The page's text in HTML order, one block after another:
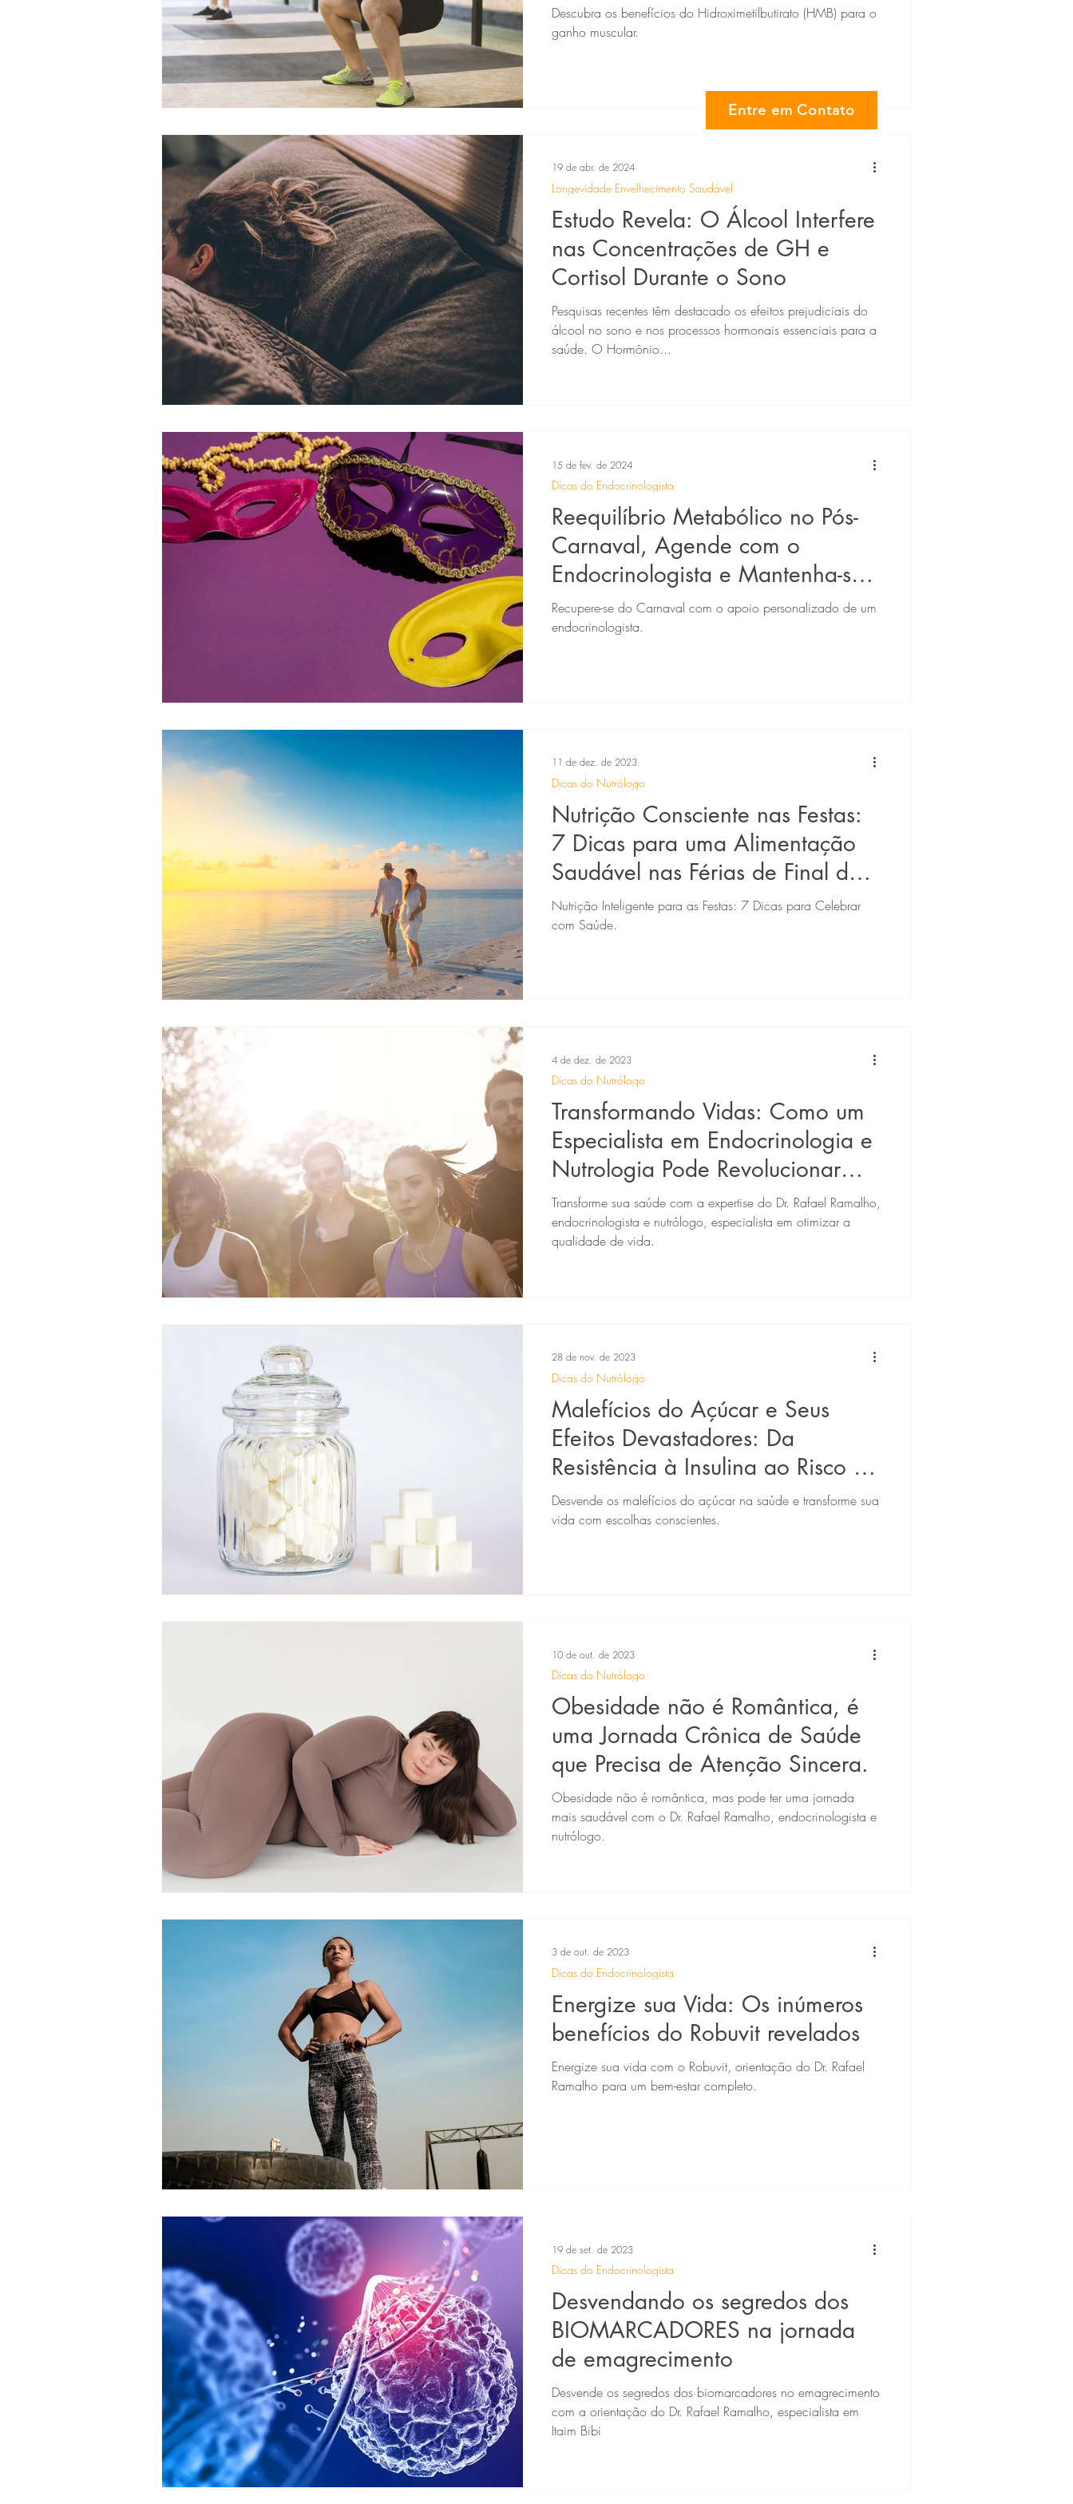
Descubra os benefícios do Hidroximetilbutirato (HMB) para o
ganho muscular.
Estudo Revela: O Álcool Interfere
nas Concentrações de GH e
Cortisol Durante o Sono
Pesquisas recentes têm destacado os efeitos prejudiciais do
álcool no sono e nos processos hormonais essenciais para a
saúde. O Hormônio...
Longevidade Envelhecimento Saudável
19 de abr. de 2024
Reequilíbrio Metabólico no Pós-
Carnaval, Agende com o
Endocrinologista e Mantenha-se
Saudável
Recupere-se do Carnaval com o apoio personalizado de um
endocrinologista.
Dicas do Endocrinologista
15 de fev. de 2024
Nutrição Consciente nas Festas:
7 Dicas para uma Alimentação
Saudável nas Férias de Final de
Ano.
Nutrição Inteligente para as Festas: 7 Dicas para Celebrar
com Saúde.
Dicas do Nutrólogo
11 de dez. de 2023
Transformando Vidas: Como um
Especialista em Endocrinologia e
Nutrologia Pode Revolucionar
Sua Saúde
Transforme sua saúde com a expertise do Dr. Rafael Ramalho,
endocrinologista e nutrólogo, especialista em otimizar a
qualidade de vida.
Dicas do Nutrólogo
4 de dez. de 2023
Malefícios do Açúcar e Seus
Efeitos Devastadores: Da
Resistência à Insulina ao Risco de
Infarto.
Desvende os malefícios do açúcar na saúde e transforme sua
vida com escolhas conscientes.
Dicas do Nutrólogo
28 de nov. de 2023
Obesidade não é Romântica, é
uma Jornada Crônica de Saúde
que Precisa de Atenção Sincera.
Obesidade não é romântica, mas pode ter uma jornada
mais saudável com o Dr. Rafael Ramalho, endocrinologista e
nutrólogo.
Dicas do Nutrólogo
10 de out. de 2023
Energize sua Vida: Os inúmeros
benefícios do Robuvit revelados
Energize sua vida com o Robuvit, orientação do Dr. Rafael
Ramalho para um bem-estar completo.
Dicas do Endocrinologista
3 de out. de 2023
Desvendando os segredos dos
BIOMARCADORES na jornada
de emagrecimento
Desvende os segredos dos biomarcadores no emagrecimento
com a orientação do Dr. Rafael Ramalho, especialista em
Itaim Bibi
Dicas do Endocrinologista
19 de set. de 2023
Entre em Contato